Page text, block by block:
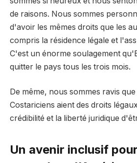
de raisons. Nous sommes
d'avoir les mêmes droits que les
compris la résidence légale et
C'est un énorme soulagement
quitter le pays tous les trois mois.
De même, nous sommes ravis
Costariciens aient des droits
crédibilité et la liberté juridique
Un avenir inclusif